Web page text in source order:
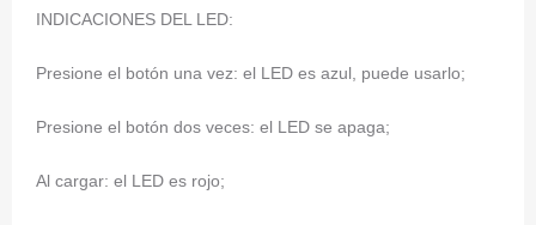
INDICACIONES DEL LED:
Presione el botón una vez: el LED es azul, puede usarlo;
Presione el botón dos veces: el LED se apaga;
Al cargar: el LED es rojo;